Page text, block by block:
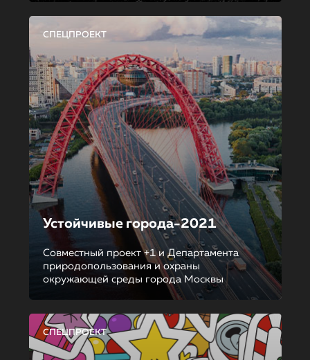
СПЕЦПРОЕКТ
Устойчивые города-2021
Совместный проект +1 и Департамента
природопользования и охраны
окружающей среды города Москвы
СПЕЦПРОЕКТ